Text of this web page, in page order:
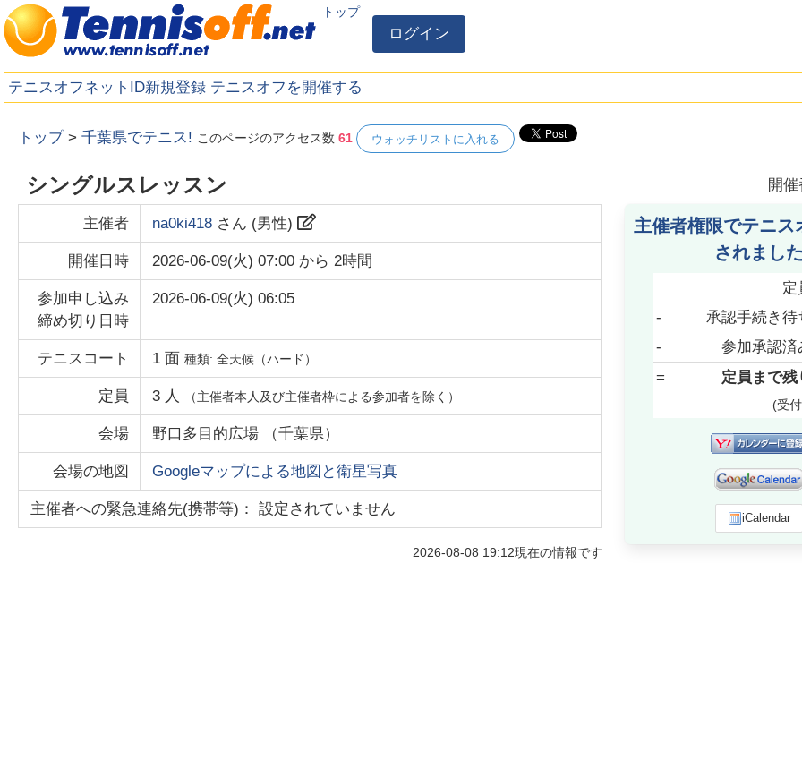
トップ
ログイン
テニスオフネットID新規登録 テニスオフを開催する
トップ >千葉県でテニス! このページのアクセス数61 ウォッチリストに入れる
シングルスレッスン 開
主催者 na0ki418 さん (男性)
開催日時 2026-06-09(火) 07:00 から2時間
参加申し込み
締め切り日時
2026-06-09(火) 06:05
テニスコート 1 面種類:全天候（ハード）
定員 3 人 （主催者本人及び主催者枠による参加者を除く）
会場 野口多目的広場 （千葉県）
会場の地図 Googleマップによる地図と衛星写真
主催者への緊急連絡先(携帯等)： 設定されていません
2026-08-08 19:12現在の情報です
主催者権限でテニス
されまし
定
-
承認手続き待
-
参加承認済
=
定員まで残
(受
iCalendar